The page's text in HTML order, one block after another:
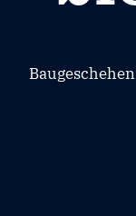
Baugeschehen